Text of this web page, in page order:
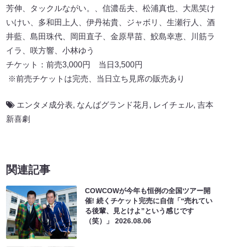
芳伸、タックルながい。、信濃岳夫、松浦真也、大黒笑け
いけい、多和田上人、伊丹祐貴、ジャボリ、生瀬行人、酒
井藍、島田珠代、岡田直子、金原早苗、鮫島幸恵、川筋ラ
イラ、咲方響、小林ゆう
チケット：前売3,000円 当日3,500円
※前売チケットは完売、当日立ち見席の販売あり
エンタメ成分表, なんばグランド花月 , レイチェル, 吉本
新喜劇
関連記事
COWCOWが今年も恒例の全国ツアー開
催! 続くチケット完売に自信「“売れてい
る後輩、見とけよ”という感じです
（笑）」2026.08.06